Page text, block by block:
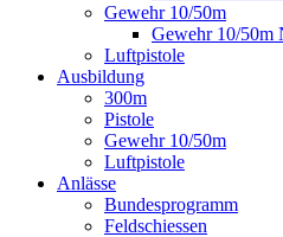
Gewehr 10/50m
Gewehr 10/50m
Luftpistole
Ausbildung
300m
Pistole
Gewehr 10/50m
Luftpistole
Anlässe
Bundesprogramm
Feldschiessen